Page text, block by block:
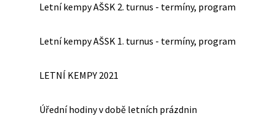
Letní kempy AŠSK 2. turnus - termíny, program
Letní kempy AŠSK 1. turnus - termíny, program
LETNÍ KEMPY 2021
Úřední hodiny v době letních prázdnin